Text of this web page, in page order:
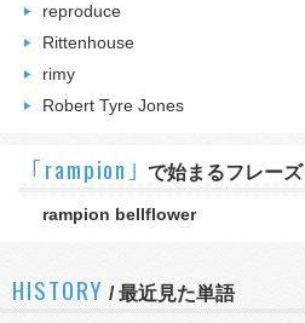
reproduce
Rittenhouse
rimy
Robert Tyre Jones
｢rampion｣ で始まるフレーズ
rampion bellflower
HISTORY /最近見た単語